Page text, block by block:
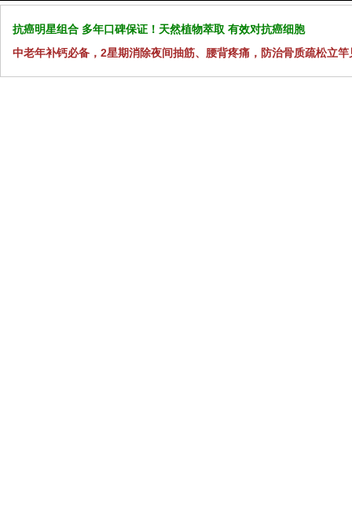
抗癌明星组合 多年口碑保证！天然植物萃取 有效对抗癌细胞
中老年补钙必备，2星期消除夜间抽筋、腰背疼痛，防治骨质疏松立竿